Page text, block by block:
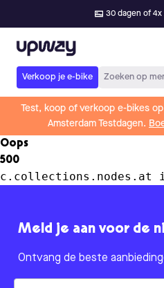
30 dagen of
Upway
Verkoop je e-bike Zoeken op
Test, koop of verkoop e-bikes
Amsterdam Testdagen.
Oops
500
c.collections.nodes.at
Meld je aan voor de
Ontvang de beste